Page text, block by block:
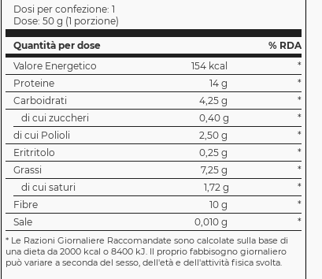
Dosi per confezione: 1
Dose: 50 g (1 porzione)
Quantità per dose
% RDA
Valore Energetico
154 kcal
*
Proteine
14 g
*
Carboidrati
4,25 g
*
di cui zuccheri
0,40 g
*
di cui Polioli
2,50 g
*
Eritritolo
0,25 g
*
Grassi
7,25 g
*
di cui saturi
1,72 g
*
Fibre
10 g
*
Sale
0,010 g *
*Le Razioni Giornaliere Raccomandate sono calcolate sulla base di
una dieta da 2000 kcal o 8400 kJ. Il proprio fabbisogno giornaliero
può variare a seconda del sesso, dell'età e dell'attività fisica svolta.